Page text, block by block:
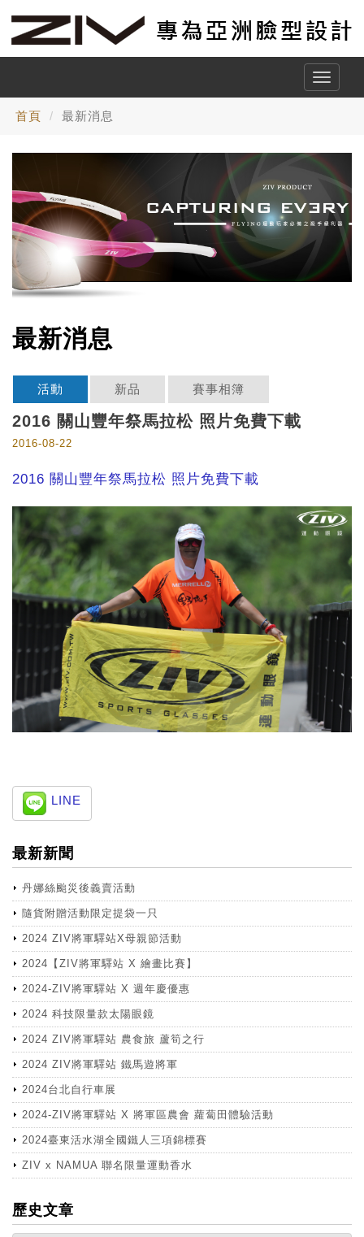
Toggle
首頁 最新消息
最新消息
活動 新品 賽事相簿
2016 關山豐年祭馬拉松 照片免費下載
2016-08-22
2016 關山豐年祭馬拉松 照片免費下載
LINE
最新新聞
丹娜絲颱災後義賣活動
隨貨附贈活動限定提袋一只
2024 ZIV將軍驛站X母親節活動
2024【ZIV將軍驛站 X 繪畫比賽】
2024-ZIV將軍驛站 X 週年慶優惠
2024 科技限量款太陽眼鏡
2024 ZIV將軍驛站 農食旅 蘆筍之行
2024 ZIV將軍驛站 鐵馬遊將軍
2024台北自行車展
2024-ZIV將軍驛站 X 將軍區農會 蘿蔔田體驗活動
2024臺東活水湖全國鐵人三項錦標賽
ZIV x NAMUA 聯名限量運動香水
more
歷史文章